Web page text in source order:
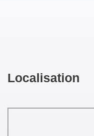
Localisation